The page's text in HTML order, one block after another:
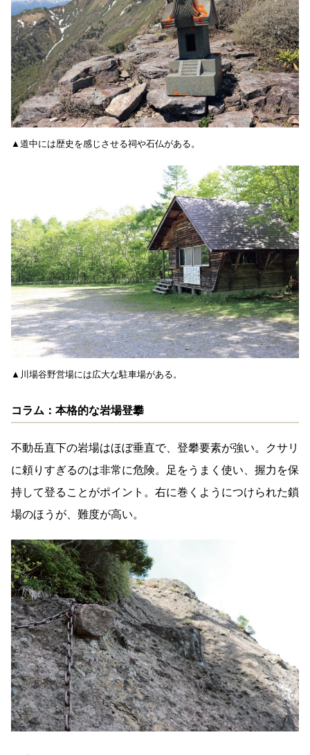
▲道中には歴史を感じさせる祠や石仏がある。
▲川場谷野営場には広大な駐車場がある。
コラム：本格的な岩場登攀
不動岳直下の岩場はほぼ垂直で、登攀要素が強い。クサリ
に頼りすぎるのは非常に危険。足をうまく使い、握力を保
持して登ることがポイント。右に巻くようにつけられた鎖
場のほうが、難度が高い。